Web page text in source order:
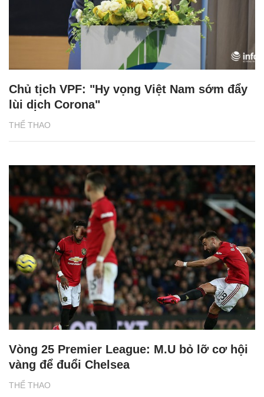
THỂ THAO
Chủ tịch VPF: "Hy vọng Việt Nam sớm đẩy
lùi dịch Corona"
THỂ THAO
Vòng 25 Premier League: M.U bỏ lỡ cơ hội
vàng để đuổi Chelsea